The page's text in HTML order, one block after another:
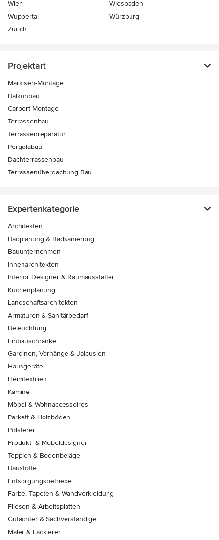
Wien
Wiesbaden
Wuppertal
Würzburg
Zürich
Projektart
Markisen-Montage
Balkonbau
Carport-Montage
Terrassenbau
Terrassenreparatur
Pergolabau
Dachterrassenbau
Terrassenüberdachung Bau
Expertenkategorie
Architekten
Badplanung & Badsanierung
Bauunternehmen
Innenarchitekten
Interior Designer & Raumausstatter
Küchenplanung
Landschaftsarchitekten
Armaturen & Sanitärbedarf
Beleuchtung
Einbauschränke
Gardinen, Vorhänge & Jalousien
Hausgeräte
Heimtextilien
Kamine
Möbel & Wohnaccessoires
Parkett & Holzböden
Polsterer
Produkt- & Möbeldesigner
Teppich & Bodenbeläge
Baustoffe
Entsorgungsbetriebe
Farbe, Tapeten & Wandverkleidung
Fliesen & Arbeitsplatten
Gutachter & Sachverständige
Maler & Lackierer